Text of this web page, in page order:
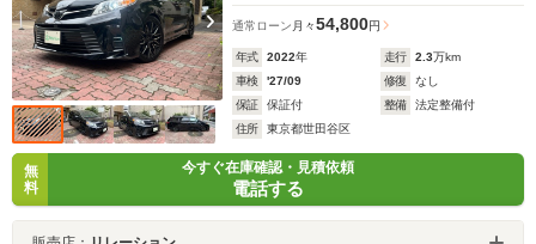
通常ローン 月々54,800円
年式 2022年 走行 2.3万km
車検
'27/09 修復
なし
保証
保証付 整備
法定整備付
住所
東京都世田谷区
無
料
今すぐ在庫確認・見積依頼
電話する